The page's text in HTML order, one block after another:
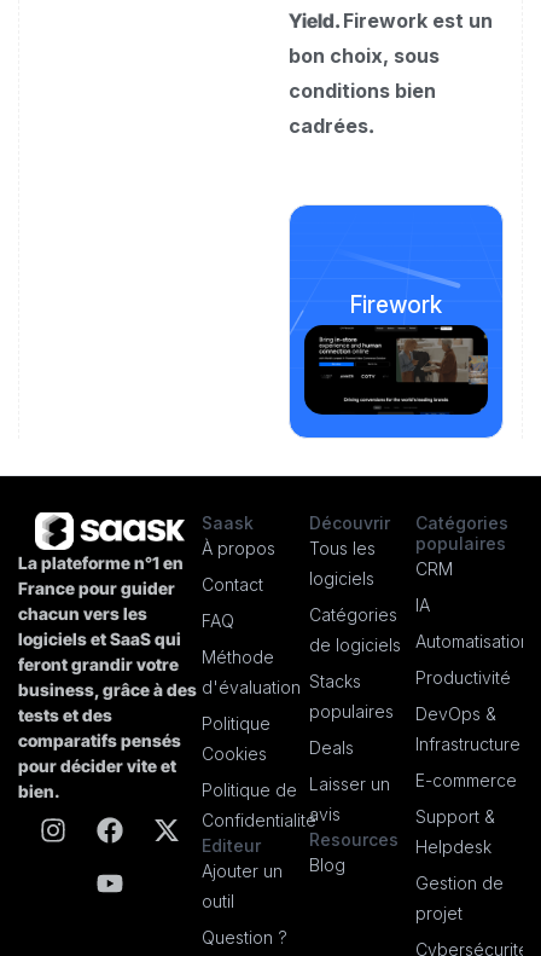
Yield. Firework est un
bon choix, sous
conditions bien
cadrées.
Firework
La plateforme n°1 en
France pour guider
chacun vers les
logiciels et SaaS qui
feront grandir votre
business, grâce à des
tests et des
comparatifs pensés
pour décider vite et
bien.
Saask
À propos
Contact
FAQ
Méthode
d'évaluation
Politique
Cookies
Politique de
Confidentialité
Editeur
Ajouter un
outil
Question ?
Découvrir
Tous les
logiciels
Catégories
de logiciels
Stacks
populaires
Deals
Laisser un
avis
Resources
Blog
Catégories
populaires
CRM
IA
Automatisation
Productivité
DevOps &
Infrastructure
E-commerce
Support &
Helpdesk
Gestion de
projet
Cybersécurité